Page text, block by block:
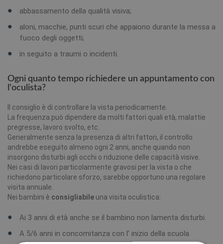
abbassamento della qualità visiva;
aloni, macchie, punti scuri che appaiono durante la messa a
fuoco degli oggetti;
in seguito a traumi o incidenti.
Ogni quanto tempo richiedere un appuntamento con
l'oculista?
Il consiglio è di controllare la vista periodicamente.
La frequenza può dipendere da molti fattori quali età, malattie
pregresse, lavoro svolto, etc.
Generalmente senza la presenza di altri fattori, il controllo
andrebbe eseguito almeno ogni 2 anni, anche quando non
insorgono disturbi agli occhi o riduzione delle capacità visive.
Nei casi di lavori particolarmente gravosi per la vista o che
richiedono particolare sforzo, sarebbe opportuno una regolare
visita annuale.
Nei bambini è consigliabile una visita oculistica:
Ai 3 anni di età anche se il bambino non lamenta disturbi.
A 5/6 anni in concomitanza con l’ inizio della scuola